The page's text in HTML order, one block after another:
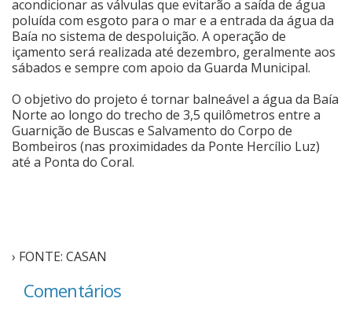
acondicionar as válvulas que evitarão a saída de água
poluída com esgoto para o mar e a entrada da água da
Baía no sistema de despoluição. A operação de
içamento será realizada até dezembro, geralmente aos
sábados e sempre com apoio da Guarda Municipal.
O objetivo do projeto é tornar balneável a água da Baía
Norte ao longo do trecho de 3,5 quilômetros entre a
Guarnição de Buscas e Salvamento do Corpo de
Bombeiros (nas proximidades da Ponte Hercílio Luz)
até a Ponta do Coral.
› FONTE: CASAN
Comentários